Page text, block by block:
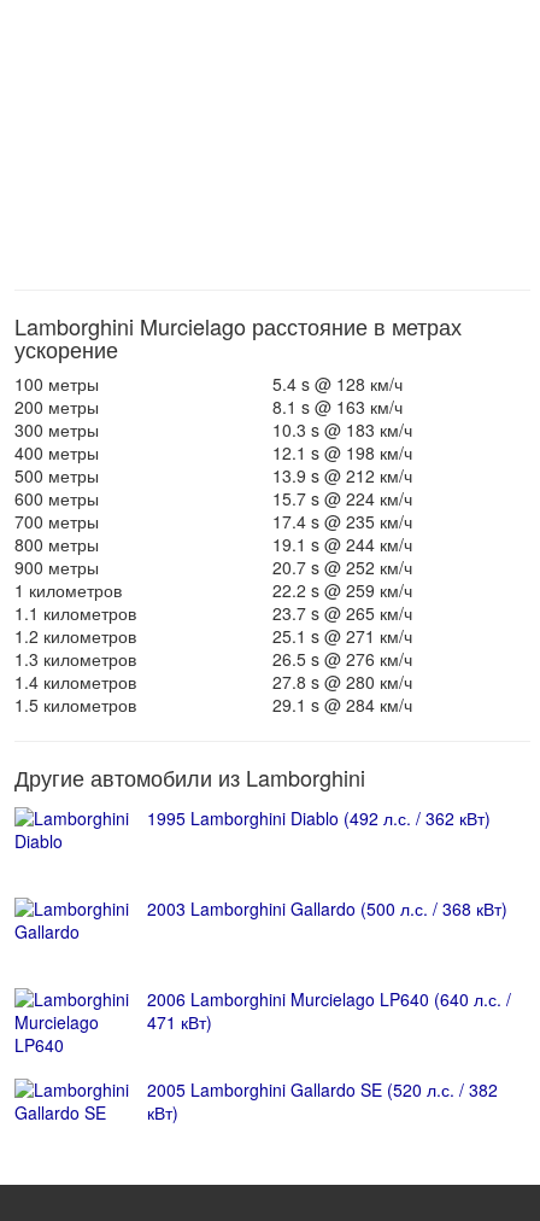
Lamborghini Murcielago расстояние в метрах
ускорение
100 метры
5.4 s @ 128 км/ч
200 метры
8.1 s @ 163 км/ч
300 метры
10.3 s @ 183 км/ч
400 метры
12.1 s @ 198 км/ч
500 метры
13.9 s @ 212 км/ч
600 метры
15.7 s @ 224 км/ч
700 метры
17.4 s @ 235 км/ч
800 метры
19.1 s @ 244 км/ч
900 метры
20.7 s @ 252 км/ч
1 километров
22.2 s @ 259 км/ч
1.1 километров
23.7 s @ 265 км/ч
1.2 километров
25.1 s @ 271 км/ч
1.3 километров
26.5 s @ 276 км/ч
1.4 километров
27.8 s @ 280 км/ч
1.5 километров
29.1 s @ 284 км/ч
Другие автомобили из Lamborghini
1995 Lamborghini Diablo (492 л.с. / 362 кВт)
2003 Lamborghini Gallardo (500 л.с. / 368 кВт)
2006 Lamborghini Murcielago LP640 (640 л.с. /
471 кВт)
2005 Lamborghini Gallardo SE (520 л.с. / 382
кВт)